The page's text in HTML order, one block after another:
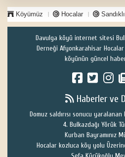
Köyümüz Hocalar Sandıklı
Davulga köyü internet sitesi
Derneği Afyonkarahisar
köyünün güncel
Haberler ve
Domuz saldırısı sonucu yaralanan
4. Bulkazdağı Yörük
Kurban Bayramınız
Hocalar kozluca köy yolu